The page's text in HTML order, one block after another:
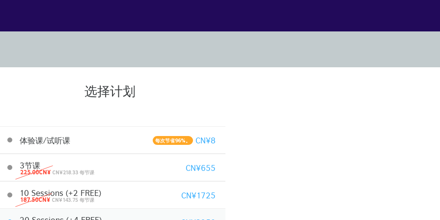
选择计划
体验课/试听课 每次节省96%。 CN¥8
3节课
225.00CN¥ CN¥218.33 每节课 CN¥655
10 Sessions (+2 FREE)
187.50CN¥ CN¥143.75 每节课 CN¥1725